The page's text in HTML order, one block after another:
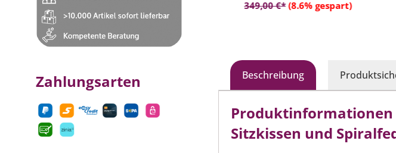
Zahlungsarten
136 cm
- Belastbarkeit: max. 120 kg
349,00 €* (8.6% gespart)
In den Warenkorb
Beschreibung
Produktinformationen
Sitzkissen und